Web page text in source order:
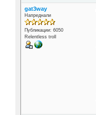
gat3way
Напреднали
Публикации: 6050
Relentless troll